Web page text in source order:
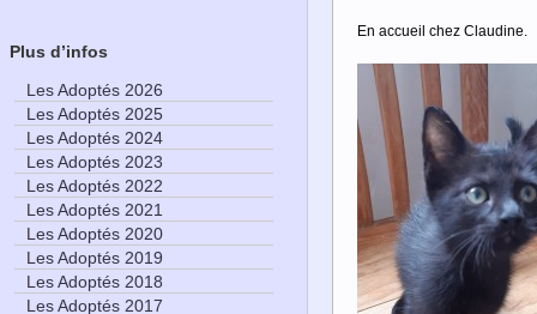
En accueil chez Claudine.
Plus d’infos
Les Adoptés 2026
Les Adoptés 2025
Les Adoptés 2024
Les Adoptés 2023
Les Adoptés 2022
Les Adoptés 2021
Les Adoptés 2020
Les Adoptés 2019
Les Adoptés 2018
Les Adoptés 2017